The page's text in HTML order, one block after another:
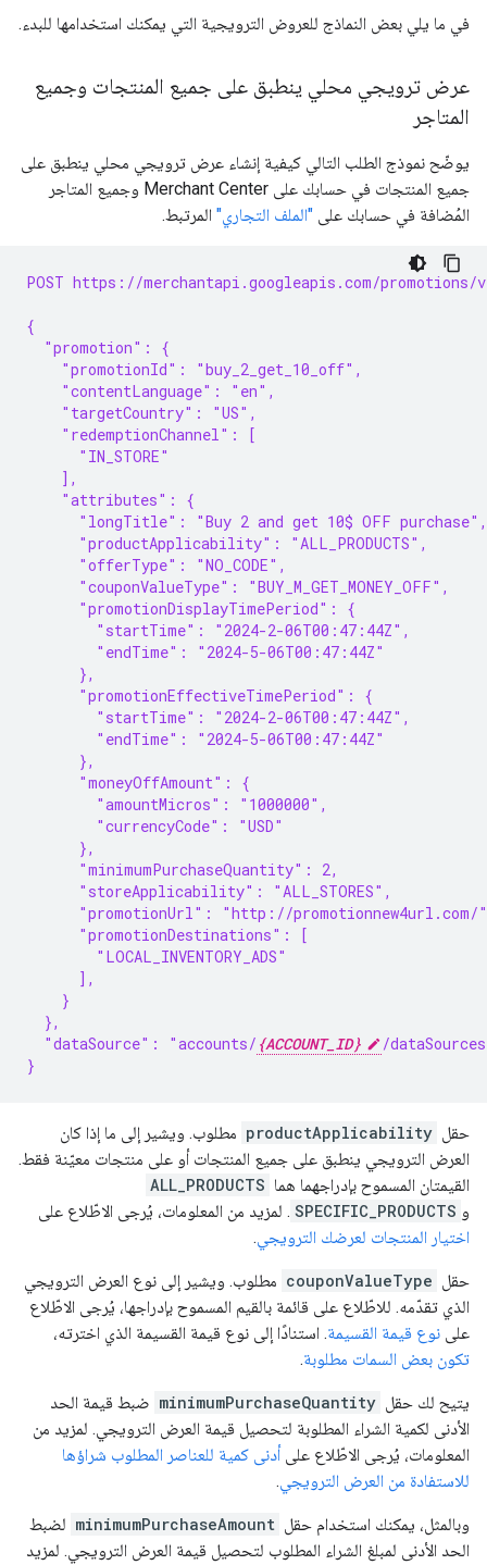
في ما يلي بعض النماذج للعروض الترويجية التي يمكنك استخدامها للبدء.
عرض ترويجي محلي ينطبق على جميع المنتجات وجميع
المتاجر
يوضّح نموذج الطلب التالي كيفية إنشاء عرض ترويجي محلي ينطبق على
جميع المنتجات في حسابك على Merchant Center وجميع المتاجر
المُضافة في حسابك على "الملف التجاري" المرتبط.
POST https://merchantapi.googleapis.com/promotions/
{
  "promotion": {
    "promotionId": "buy_2_get_10_off",
    "contentLanguage": "en",
    "targetCountry": "US",
    "redemptionChannel": [
      "IN_STORE"
    ],
    "attributes": {
      "longTitle": "Buy 2 and get 10$ OFF purchase",
      "productApplicability": "ALL_PRODUCTS",
      "offerType": "NO_CODE",
      "couponValueType": "BUY_M_GET_MONEY_OFF",
      "promotionDisplayTimePeriod": {
        "startTime": "2024-2-06T00:47:44Z",
        "endTime": "2024-5-06T00:47:44Z"
      },
      "promotionEffectiveTimePeriod": {
        "startTime": "2024-2-06T00:47:44Z",
        "endTime": "2024-5-06T00:47:44Z"
      },
      "moneyOffAmount": {
        "amountMicros": "1000000",
        "currencyCode": "USD"
      },
      "minimumPurchaseQuantity": 2,
      "storeApplicability": "ALL_STORES",
"promotionUrl": "http://promotionnew4url.com/
      "promotionDestinations": [
        "LOCAL_INVENTORY_ADS"
      ],
    }
  },
  "dataSource": "accounts/
{ACCOUNT_ID}
/
}
حقل productApplicability مطلوب. ويشير إلى ما إذا كان
العرض الترويجي ينطبق على جميع المنتجات أو على منتجات معيّنة فقط.
القيمتان المسموح بإدراجهما هما ALL_PRODUCTS
و SPECIFIC_PRODUCTS . لمزيد من المعلومات، يُرجى الاطّلاع على
اختيار المنتجات لعرضك الترويجي.
حقل couponValueType مطلوب. ويشير إلى نوع العرض الترويجي
الذي تقدّمه. للاطّلاع على قائمة بالقيم المسموح بإدراجها، يُرجى الاطّلاع
على نوع قيمة القسيمة. استنادًا إلى نوع قيمة القسيمة الذي اخترته،
تكون بعض السمات مطلوبة.
يتيح لك حقل minimumPurchaseQuantity ضبط قيمة الحد
الأدنى لكمية الشراء المطلوبة لتحصيل قيمة العرض الترويجي. لمزيد من
المعلومات، يُرجى الاطّلاع علىأدنى كمية للعناصر المطلوب شراؤها
للاستفادة من العرض الترويجي.
وبالمثل، يمكنك استخدام حقل minimumPurchaseAmount لضبط
الحد الأدنى لمبلغ الشراء المطلوب لتحصيل قيمة العرض الترويجي. لمزيد